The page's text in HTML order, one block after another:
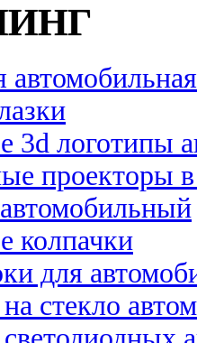
3d логотипы
проекторы
колпачки
для
стекло